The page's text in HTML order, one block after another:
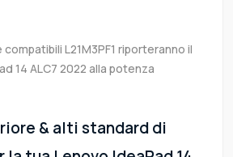
L21M3PF1 riporteranno il
14 ALC7 2022 alla potenza
& alti standard di